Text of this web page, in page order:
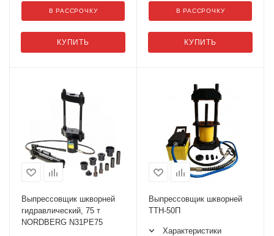
КУПИТЬ
В РАССРОЧКУ
КУПИТЬ
В РАССРОЧКУ
Выпрессовщик шкворней
гидравлический, 75 т
NORDBERG N31PE75
Выпрессовщик шкворней
ТТН-50П
Характеристики